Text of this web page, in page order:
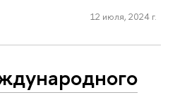
12 июля, 2024 г.